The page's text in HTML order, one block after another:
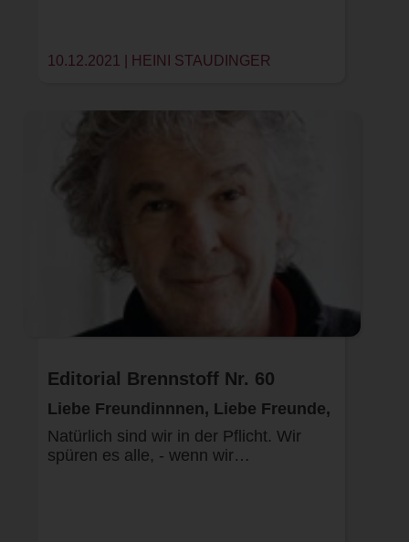
10.12.2021 | HEINI STAUDINGER
Editorial Brennstoff Nr. 60
Liebe Freundinnnen, Liebe Freunde,
Natürlich sind wir in der Pflicht. Wir
spüren es alle, - wenn wir…